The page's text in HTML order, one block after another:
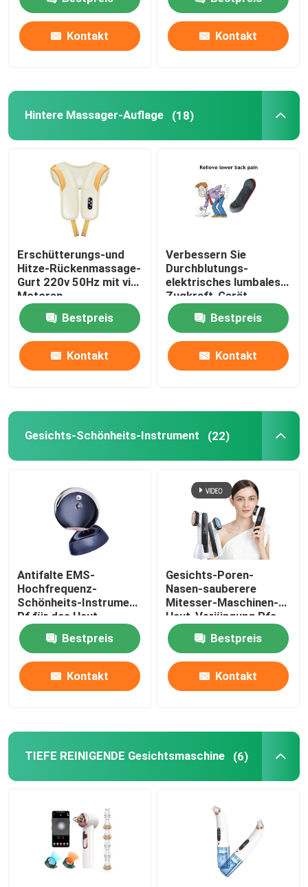
Fabrik-Ausflug
Treten Sie mit uns in Verbindung
Nachrichten
Fordern Sie ein Zitat
Hauptkörper Massager
Hintere Massager-Auflage
Gesichts-Schönheits-Instrument
Handsauerstoff-Injektor
Rf-Schönheits-Instrument
Keimer-Reinigungsapparat
UVC keimtötende Rohre
UVballaste
Kontakt Kontakt
Hintere Massager-Auflage (18)
Erschütterungs-und
Hitze-Rückenmassage-
Gurt 220v 50Hz mit vier
Motoren
Bestpreis
Kontakt
Verbessern Sie
Durchblutungs-
elektrisches lumbales
Zugkraft-Gerät-
hinteren Ausdehnung
Massager ROHS
Bestpreis
Kontakt
Gesichts-Schönheits-Instrument (22)
Antifalte EMS-
Hochfrequenz-
Schönheits-Instrument
Rf für das Haut-
Festziehen
Bestpreis
Kontakt
Gesichts-Poren-
Nasen-sauberere
Mitesser-Maschinen-
Haut-Verjüngung Rfs
EMS
Bestpreis
Kontakt
TIEFE REINIGENDE Gesichtsmaschine (6)